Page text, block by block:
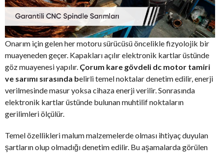
Onarım için gelen her motoru sürücüsü öncelikle fizyolojik bir
muayeneden geçer. Kapakları açılır elektronik kartlar üstünde
göz muayenesi yapılır. Çorum kare gövdeli dc motor tamiri
ve sarımı sırasında belirli temel noktalar denetim edilir, enerji
verilmesinde masur yoksa cihaza enerji verilir. Sonrasında
elektronik kartlar üstünde bulunan muhtilif noktaların
gerilimleri ölçülür.
Temel özellikleri malum malzemelerde olması ihtiyaç duyulan
şartların olup olmadığı denetim edilir. Bu aşamalarda görülen